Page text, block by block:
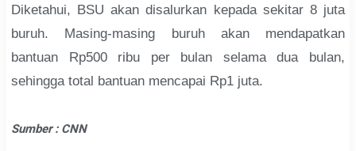
Diketahui, BSU akan disalurkan kepada sekitar 8 juta
buruh. Masing-masing buruh akan mendapatkan
bantuan Rp500 ribu per bulan selama dua bulan,
sehingga total bantuan mencapai Rp1 juta.
Sumber : CNN